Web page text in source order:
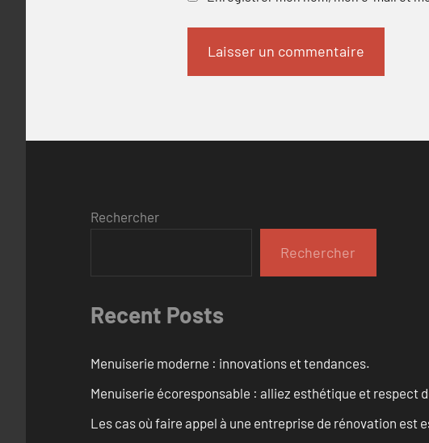
Rechercher
Rechercher
Recent Posts
Menuiserie moderne : innovations et tendances.
Menuiserie écoresponsable : alliez esthétique et respect
Les cas où faire appel à une entreprise de rénovation est